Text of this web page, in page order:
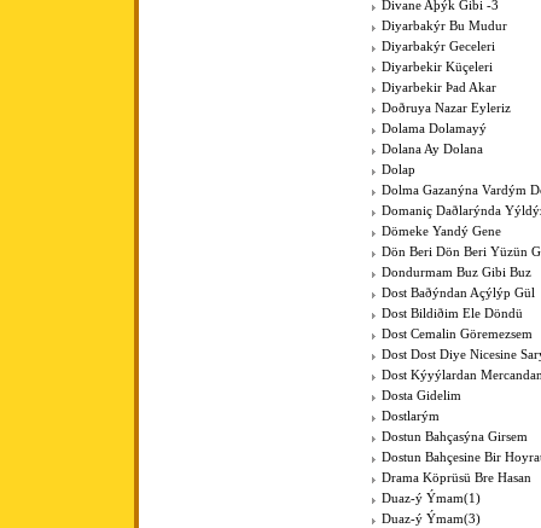
Divane Aþýk Gibi -3
Diyarbakýr Bu Mudur
Diyarbakýr Geceleri
Diyarbekir Küçeleri
Diyarbekir Þad Akar
Doðruya Nazar Eyleriz
Dolama Dolamayý
Dolana Ay Dolana
Dolap
Dolma Gazanýna Vardým
Domaniç Daðlarýnda
Dömeke Yandý Gene
Dön Beri Dön Beri Yüzün
Dondurmam Buz Gibi Buz
Dost Baðýndan Açýlýp Gül
Dost Bildiðim Ele Döndü
Dost Cemalin Göremezsem
Dost Dost Diye Nicesine
Dost Kýyýlardan
Dosta Gidelim
Dostlarým
Dostun Bahçasýna Girsem
Dostun Bahçesine Bir
Drama Köprüsü Bre Hasan
Duaz-ý Ýmam(1)
Duaz-ý Ýmam(3)